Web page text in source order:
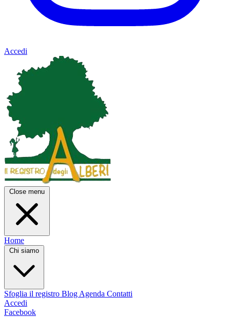
Accedi
Close menu
Home
Chi siamo
Sfoglia il registro Blog Agenda Contatti
Accedi
Facebook